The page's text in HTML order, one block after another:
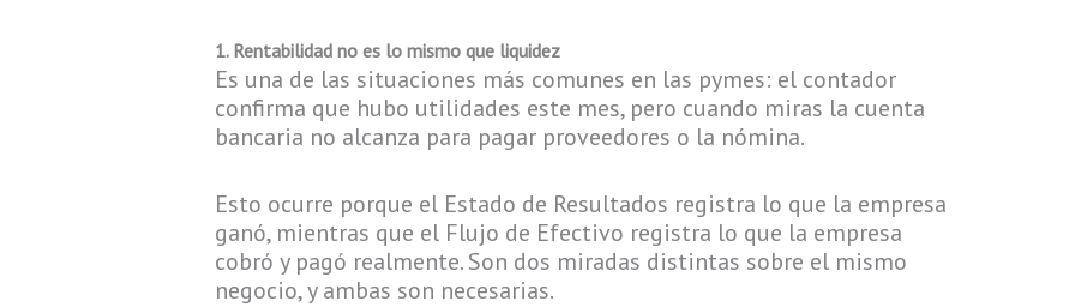
1. Rentabilidad no es lo mismo que liquidez
Es una de las situaciones más comunes en las pymes: el contador
confirma que hubo utilidades este mes, pero cuando miras la cuenta
bancaria no alcanza para pagar proveedores o la nómina.
Esto ocurre porque el Estado de Resultados registra lo que la empresa
ganó, mientras que el Flujo de Efectivo registra lo que la empresa
cobró y pagó realmente. Son dos miradas distintas sobre el mismo
negocio, y ambas son necesarias.